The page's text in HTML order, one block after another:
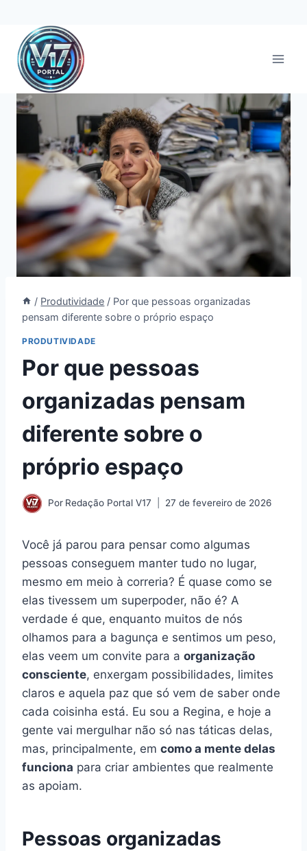
Pular
para
Conteúdo
/ Produtividade / Por que pessoas organizadas
pensam diferente sobre o próprio espaço
PRODUTIVIDADE
Por que pessoas
organizadas pensam
diferente sobre o
próprio espaço
Por Redação Portal V17 27 de fevereiro de 2026
Você já parou para pensar como algumas
pessoas conseguem manter tudo no lugar,
mesmo em meio à correria? É quase como se
elas tivessem um superpoder, não é? A
verdade é que, enquanto muitos de nós
olhamos para a bagunça e sentimos um peso,
elas veem um convite para a organização
consciente, enxergam possibilidades, limites
claros e aquela paz que só vem de saber onde
cada coisinha está. Eu sou a Regina, e hoje a
gente vai mergulhar não só nas táticas delas,
mas, principalmente, em como a mente delas
funciona para criar ambientes que realmente
as apoiam.
Pessoas organizadas